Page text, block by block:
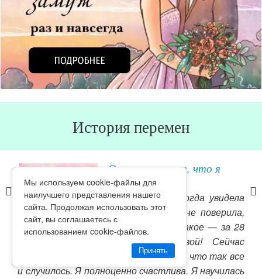
История перемен
и
Отзыв: говорят, что я
свечусь!
Честно скажу, когда увидела
название курса, не поверила,
что возможно такое — за 28
стать счастливой! Сейчас
могу сказать со 100% уверенностью, что так все
и случилось. Я полноценно счастлива. Я научилась
Мы используем cookie-файлы для
наилучшего представления нашего
сайта. Продолжая использовать этот
сайт, вы соглашаетесь с
использованием cookie-файлов.
Принять